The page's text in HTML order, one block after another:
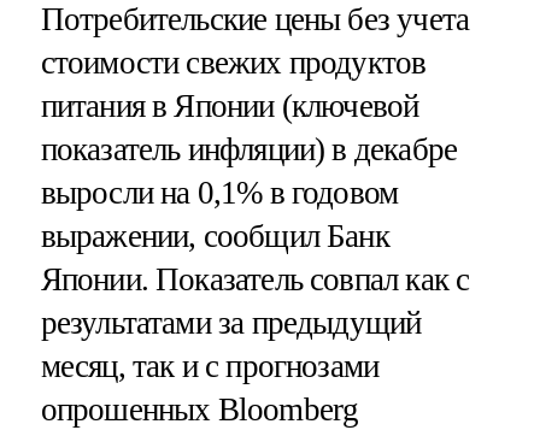
Потребительские цены без учета
стоимости свежих продуктов
питания в Японии (ключевой
показатель инфляции) в декабре
выросли на 0,1% в годовом
выражении, сообщил Банк
Японии. Показатель совпал как с
результатами за предыдущий
месяц, так и с прогнозами
опрошенных Bloomberg